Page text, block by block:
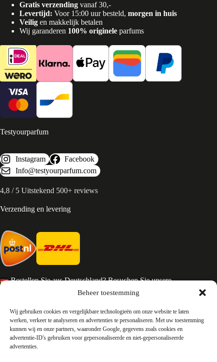
Beheer toestemming
Wij gebruiken cookies en vergelijkbare technologieën om onze website te laten
werken, verkeer te analyseren en advertenties te personaliseren. Met uw toestemming
kunnen wij en onze partners, waaronder Google, gegevens zoals cookies en
advertentie-ID's gebruiken voor gepersonaliseerde en niet-gepersonaliseerde
advertenties.
Gratis verzending vanaf 30,-
Levertijd: Voor 15:00 uur besteld, morgen in huis
Veilig en makkelijk betalen
Wij garanderen 100% originele parfums
Testyourparfum
Instagram
Facebook
Info@testyourparfum.com
4,8 / 5 Uitstekend 500+ reviews
Verzending en levering
Bestellen Sie aus Deutschland? Besuchen Sie unsere
Services en Contact
Algemene voorwaarden
Retourneren
Privacy